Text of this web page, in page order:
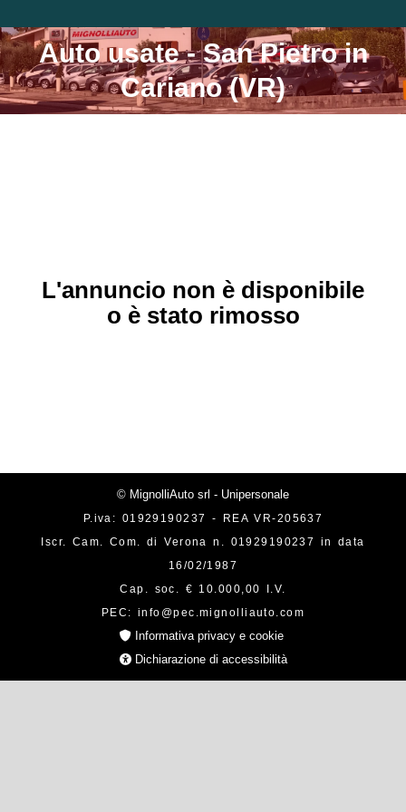
Auto usate - San Pietro in
Cariano (VR)
Tu sei qui:
L'annuncio non è disponibile
o è stato rimosso
© MignolliAuto srl - Unipersonale
P.iva: 01929190237 - REA VR-205637
Iscr. Cam. Com. di Verona n. 01929190237 in data
16/02/1987
Cap. soc. € 10.000,00 I.V.
PEC: info@pec.mignolliauto.com
Informativa privacy e cookie
Dichiarazione di accessibilità